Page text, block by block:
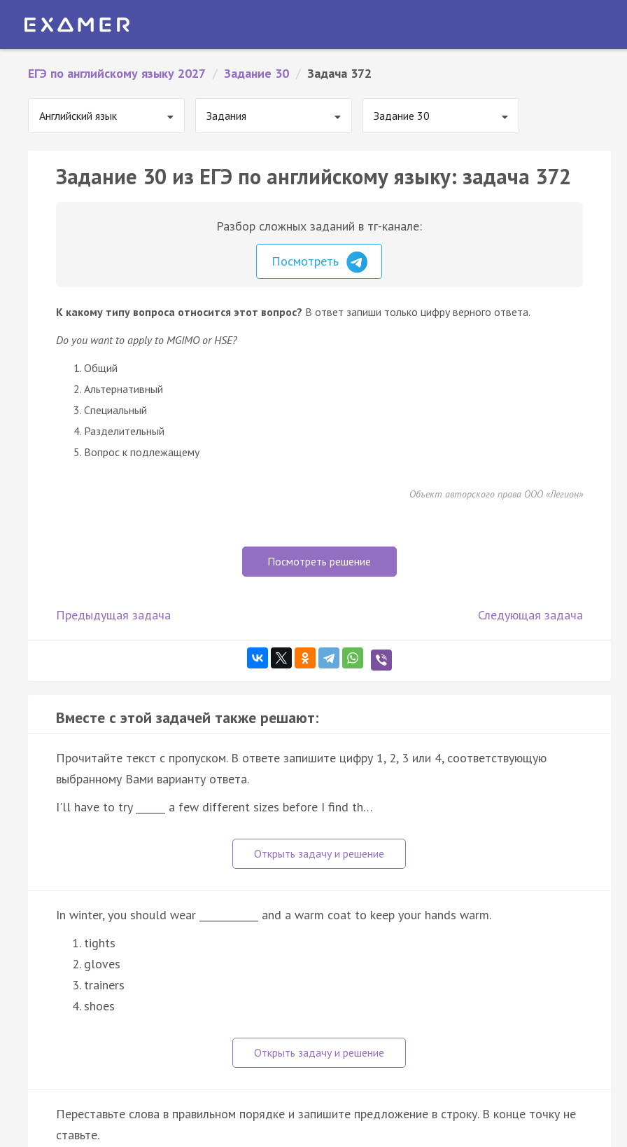
ЕГЭ по английскому языку 2027 / Задание 30 / Задача 372
Английский язык Задания Задание 30
Задание 30 из ЕГЭ по английскому языку: задача 372
Разбор сложных заданий в тг-канале:
Посмотреть
К какому типу вопроса относится этот вопрос? В ответ запиши только цифру верного ответа.
Do you want to apply to MGIMO or HSE?
Общий
Альтернативный
Специальный
Разделительный
Вопрос к подлежащему
Объект авторского права ООО «Легион»
Посмотреть решение
Предыдущая задача Следующая задача
Вместе с этой задачей также решают:
Прочитайте текст с пропуском. В ответе запишите цифру 1, 2, 3 или 4, соответствующую
выбранному Вами варианту ответа.
I'll have to try ______ a few different sizes before I find th…
In winter, you should wear ____________ and a warm coat to keep your hands warm.
tights
gloves
trainers
shoes
Переставьте слова в правильном порядке и запишите предложение в строку. В конце точку не
ставьте.